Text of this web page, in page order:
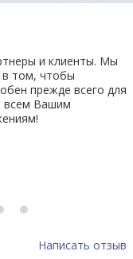
и клиенты. Мы
в том, чтобы
прежде всего для
всем Вашим
2 3
Написать отзыв